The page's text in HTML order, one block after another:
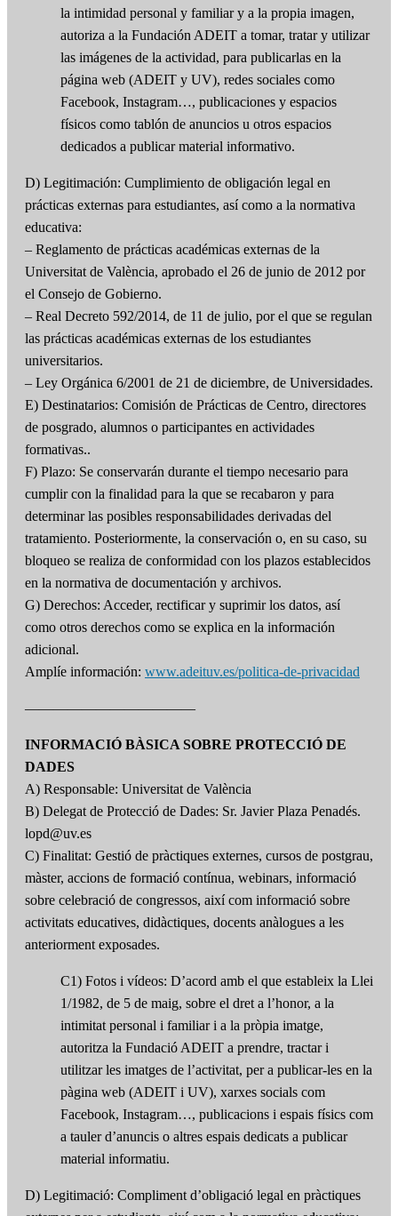
la intimidad personal y familiar y a la propia imagen,
autoriza a la Fundación ADEIT a tomar, tratar y utilizar
las imágenes de la actividad, para publicarlas en la
página web (ADEIT y UV), redes sociales como
Facebook, Instagram…, publicaciones y espacios
físicos como tablón de anuncios u otros espacios
dedicados a publicar material informativo.
D) Legitimación: Cumplimiento de obligación legal en
prácticas externas para estudiantes, así como a la normativa
educativa:
– Reglamento de prácticas académicas externas de la
Universitat de València, aprobado el 26 de junio de 2012 por
el Consejo de Gobierno.
– Real Decreto 592/2014, de 11 de julio, por el que se regulan
las prácticas académicas externas de los estudiantes
universitarios.
– Ley Orgánica 6/2001 de 21 de diciembre, de Universidades.
E) Destinatarios: Comisión de Prácticas de Centro, directores
de posgrado, alumnos o participantes en actividades
formativas..
F) Plazo: Se conservarán durante el tiempo necesario para
cumplir con la finalidad para la que se recabaron y para
determinar las posibles responsabilidades derivadas del
tratamiento. Posteriormente, la conservación o, en su caso, su
bloqueo se realiza de conformidad con los plazos establecidos
en la normativa de documentación y archivos.
G) Derechos: Acceder, rectificar y suprimir los datos, así
como otros derechos como se explica en la información
adicional.
Amplíe información: www.adeituv.es/politica-de-privacidad
————————————
INFORMACIÓ BÀSICA SOBRE PROTECCIÓ DE
DADES
A) Responsable: Universitat de València
B) Delegat de Protecció de Dades: Sr. Javier Plaza Penadés.
lopd@uv.es
C) Finalitat: Gestió de pràctiques externes, cursos de postgrau,
màster, accions de formació contínua, webinars, informació
sobre celebració de congressos, així com informació sobre
activitats educatives, didàctiques, docents anàlogues a les
anteriorment exposades.
C1) Fotos i vídeos: D’acord amb el que estableix la Llei
1/1982, de 5 de maig, sobre el dret a l’honor, a la
intimitat personal i familiar i a la pròpia imatge,
autoritza la Fundació ADEIT a prendre, tractar i
utilitzar les imatges de l’activitat, per a publicar-les en la
pàgina web (ADEIT i UV), xarxes socials com
Facebook, Instagram…, publicacions i espais físics com
a tauler d’anuncis o altres espais dedicats a publicar
material informatiu.
D) Legitimació: Compliment d’obligació legal en pràctiques